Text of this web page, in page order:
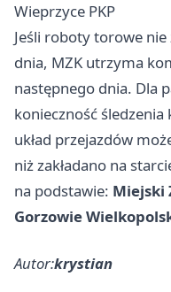
Wieprzyce PKP
Jeśli roboty torowe
dnia, MZK utrzyma
następnego dnia. Dla
konieczność
układ przejazdów
niż zakładano na
na podstawie: Miejski
Gorzowie
Autor:krystian